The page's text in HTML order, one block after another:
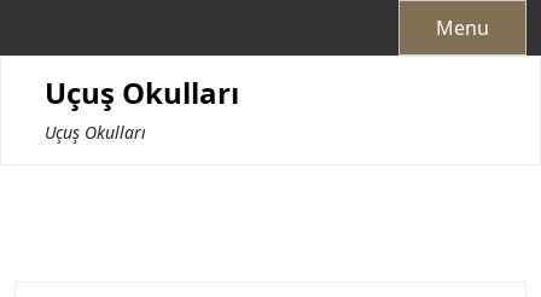
Menu
Uçuş Okulları
Uçuş Okulları